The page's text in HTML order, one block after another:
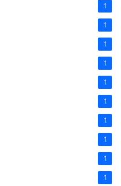
1
1
1
1
1
1
1
1
1
1